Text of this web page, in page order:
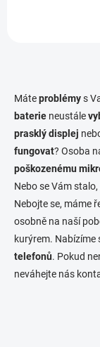
Máteproblémys
baterie neustále
prasklý displej
fungovat? Osoba
poškozenému
Nebo se Vám stalo,
Nebojte se, máme
osobně na naší
kurýrem. Nabízíme
telefonů. Pokud
neváhejte nás